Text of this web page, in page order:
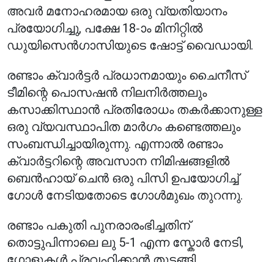
അവർ മനോഹരമായ ഒരു വ്യതിയാനം
പ്രയോഗിച്ചു, പക്ഷേ 18-ാം മിനിറ്റിൽ
ഡുയിസെൻഗാസിയുടെ ഷോട്ട് വൈഡായി.
രണ്ടാം ക്വാർട്ടർ പ്രധാനമായും ചൈനീസ്
ടീമിന്റെ പൊസഷൻ നിലനിർത്തലും
കസാക്കിസ്ഥാൻ പ്രതിരോധം തകർക്കാനുള്ള
ഒരു വ്യവസ്ഥാപിത മാർഗം കണ്ടെത്തലും
സംബന്ധിച്ചായിരുന്നു. എന്നാൽ രണ്ടാം
ക്വാർട്ടറിന്റെ അവസാന നിമിഷങ്ങളിൽ
ബെൻഹായ് ചെൻ ഒരു പിസി ഉപയോഗിച്ച്
ഗോൾ നേടിയതോടെ ഗോൾമുഖം തുറന്നു.
രണ്ടാം പകുതി പുനരാരംഭിച്ചതിന്
തൊട്ടുപിന്നാലെ ലു 5-1 എന്ന സ്കോർ നേടി,